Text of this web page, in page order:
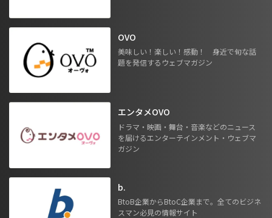
OVO
美味しい！楽しい！感動！ 身近で旬な話
題を発信するウェブマガジン
エンタメOVO
ドラマ・映画・舞台・音楽などのニュース
を届けるエンターテインメント・ウェブマ
ガジン
b.
BtoB企業からBtoC企業まで。全てのビジネ
スマン必見の情報サイト